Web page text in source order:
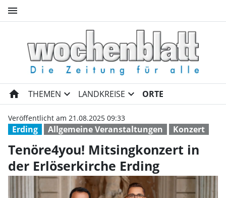
menu
Tenöre4you! Mitsingkonzert
home THEMEN expand_more LANDKREISE expand_more ORTE
Erding Allgemeine Veranstaltungen Konzert
Veröffentlicht am 21.08.2025 09:33
Tenöre4you! Mitsingkonzert in
der Erlöserkirche Erding